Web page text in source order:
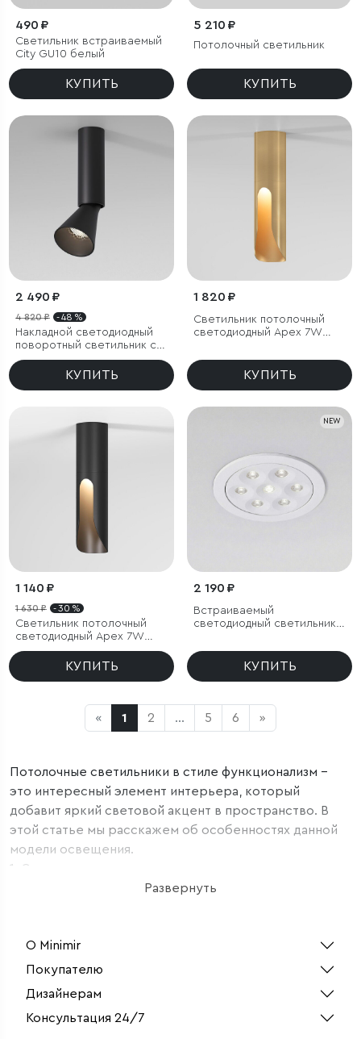
490 ₽
Светильник встраиваемый
City GU10 белый
КУПИТЬ
5 210 ₽
Потолочный светильник
КУПИТЬ
2 490 ₽
4 820 ₽ - 48 %
Накладной светодиодный
поворотный светильник с
антибликовой решеткой
Piks 7W 4000К черный
КУПИТЬ
1 820 ₽
Светильник потолочный
светодиодный Apex 7W
КУПИТЬ
1 140 ₽
1 630 ₽ - 30 %
Светильник потолочный
светодиодный Apex 7W
3000K черный
КУПИТЬ
NEW
2 190 ₽
Встраиваемый
светодиодный светильник
КУПИТЬ
« 1 2 ... 5 6 »
Потолочные светильники в стиле функционализм –
это интересный элемент интерьера, который
добавит яркий световой акцент в пространство. В
этой статье мы расскажем об особенностях данной
модели освещения.
1. Стиль
Функционализм- это стиль, который объединяет в
сочетаться с современным интерьером, где
присутствуют элементы из техно или хай-тек.
Потолочные светильники в стиле функционализм в
нашем магазине представлены в большом
Развернуть
О Minimir
Покупателю
Дизайнерам
Консультация 24/7